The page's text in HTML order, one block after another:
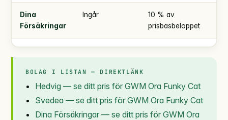
Dina
Försäkringar
Ingår
10 % av
prisbasbeloppet
BOLAG I LISTAN — DIREKTLÄNK
Hedvig — se ditt pris för GWM Ora Funky Cat
Svedea — se ditt pris för GWM Ora Funky Cat
Dina Försäkringar — se ditt pris för GWM Ora